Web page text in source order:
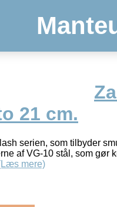
21 cm.
serien, som tilbyder
af VG-10 stål, som
mere)